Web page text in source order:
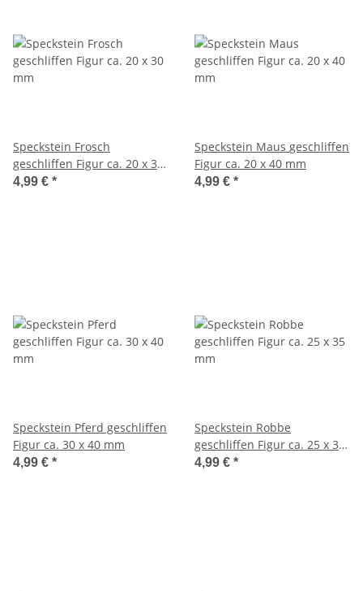
Speckstein Frosch
geschliffen Figur ca. 20 x 30
mm
4,99 € *
Speckstein Maus geschliffen
Figur ca. 20 x 40 mm
4,99 € *
Speckstein Pferd geschliffen
Figur ca. 30 x 40 mm
4,99 € *
Speckstein Robbe
geschliffen Figur ca. 25 x 35
mm
4,99 € *